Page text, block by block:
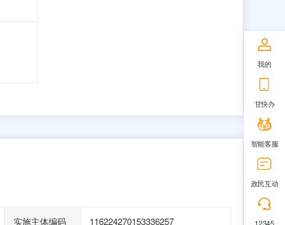
实施主体编码 116224270153336257
我的
甘快办
智能客服
政民互动
12345